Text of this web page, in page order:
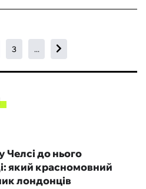
3 ...
Челсі до нього
який красномовний
лондонців